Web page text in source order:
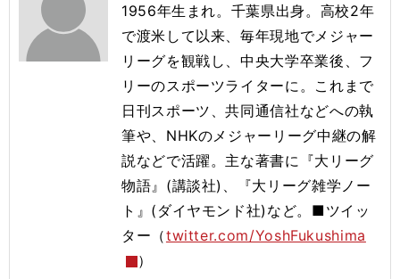
1956年生まれ。千葉県出身。高校2年
で渡米して以来、毎年現地でメジャー
リーグを観戦し、中央大学卒業後、フ
リーのスポーツライターに。これまで
日刊スポーツ、共同通信社などへの執
筆や、NHKのメジャーリーグ中継の解
説などで活躍。主な著書に『大リーグ
物語』(講談社)、『大リーグ雑学ノー
ト』(ダイヤモンド社)など。■ツイッ
ター（twitter.com/YoshFukushima
）